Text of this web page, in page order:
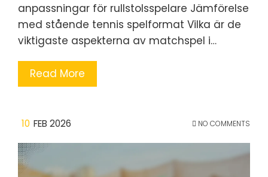
anpassningar för rullstolsspelare Jämförelse
med stående tennis spelformat Vilka är de
viktigaste aspekterna av matchspel i…
Read More
10 FEB 2026 NO COMMENTS